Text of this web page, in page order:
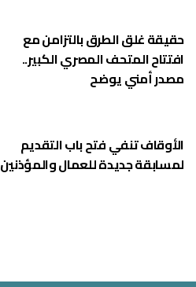
حقيقة غلق الطرق بالتزامن مع
افتتاح المتحف المصري الكبير..
مصدر أمني يوضح
الأوقاف تنفي فتح باب التقديم
لمسابقة جديدة للعمال والمؤذنين